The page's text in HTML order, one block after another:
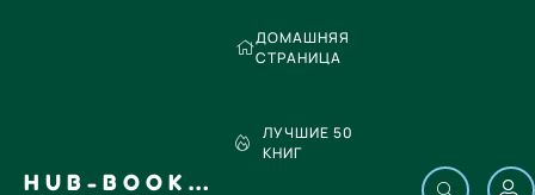
HUB-BOOKS.COM
ДОМАШНЯЯ
СТРАНИЦА
ЛУЧШИЕ 50
КНИГ